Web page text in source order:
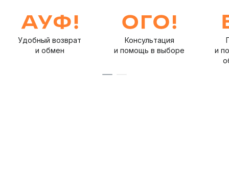
Удобный возврат
и обмен
Консультация
и помощь в выборе
и